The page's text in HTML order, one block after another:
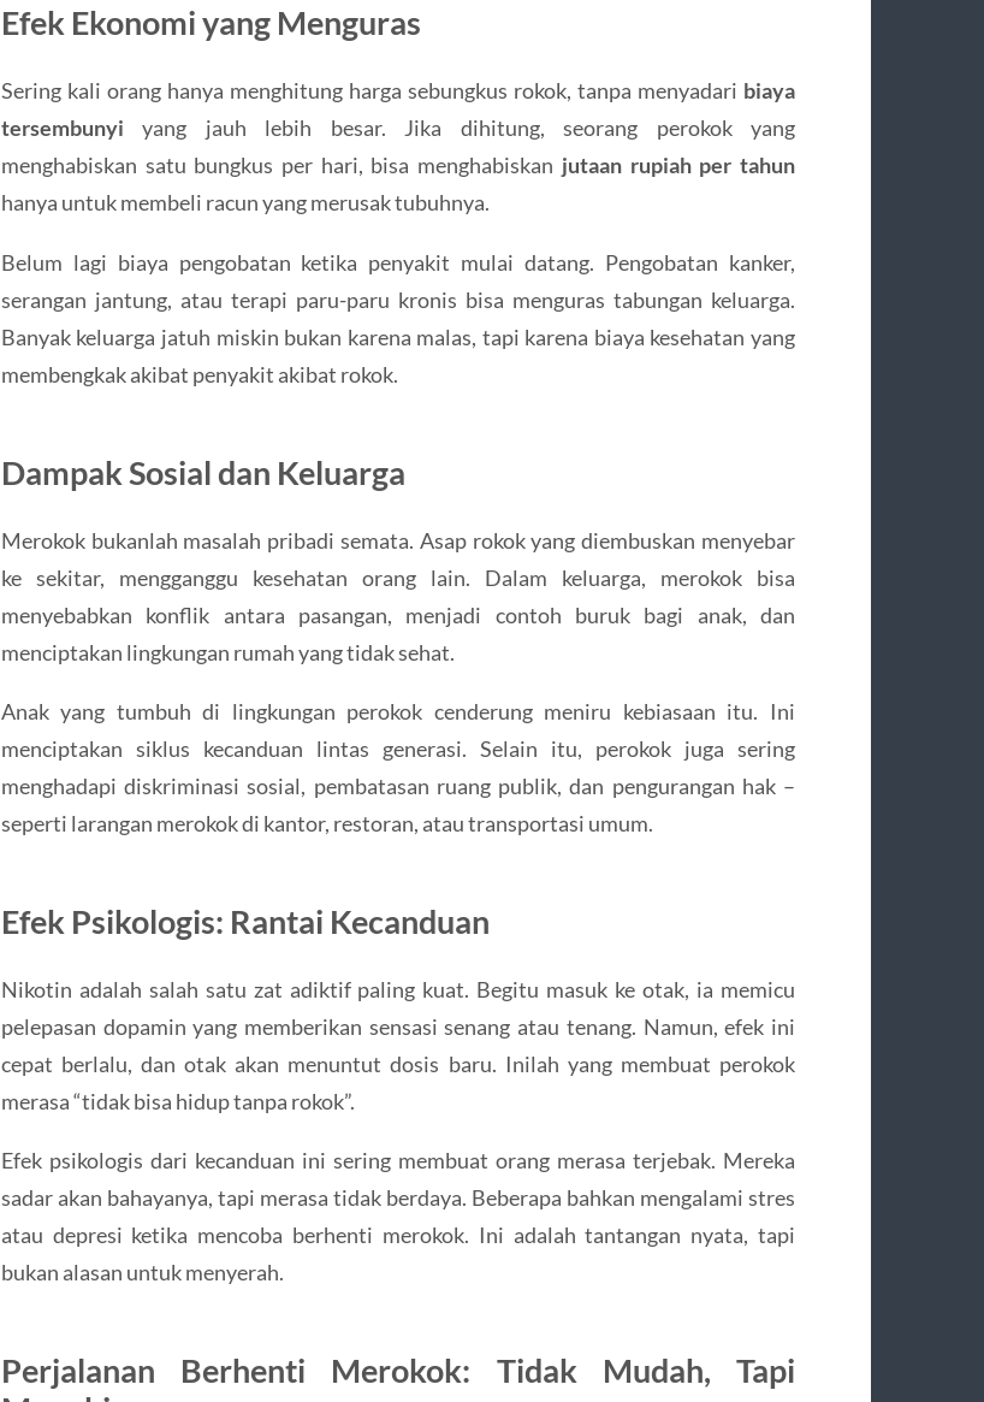
Efek Ekonomi yang Menguras
Sering kali orang hanya menghitung harga sebungkus rokok, tanpa menyadari biaya
tersembunyi yang jauh lebih besar. Jika dihitung, seorang perokok yang
menghabiskan satu bungkus per hari, bisa menghabiskan jutaan rupiah per tahun
hanya untuk membeli racun yang merusak tubuhnya.
Belum lagi biaya pengobatan ketika penyakit mulai datang. Pengobatan kanker,
serangan jantung, atau terapi paru-paru kronis bisa menguras tabungan keluarga.
Banyak keluarga jatuh miskin bukan karena malas, tapi karena biaya kesehatan yang
membengkak akibat penyakit akibat rokok.
Dampak Sosial dan Keluarga
Merokok bukanlah masalah pribadi semata. Asap rokok yang diembuskan menyebar
ke sekitar, mengganggu kesehatan orang lain. Dalam keluarga, merokok bisa
menyebabkan konflik antara pasangan, menjadi contoh buruk bagi anak, dan
menciptakan lingkungan rumah yang tidak sehat.
Anak yang tumbuh di lingkungan perokok cenderung meniru kebiasaan itu. Ini
menciptakan siklus kecanduan lintas generasi. Selain itu, perokok juga sering
menghadapi diskriminasi sosial, pembatasan ruang publik, dan pengurangan hak –
seperti larangan merokok di kantor, restoran, atau transportasi umum.
Efek Psikologis: Rantai Kecanduan
Nikotin adalah salah satu zat adiktif paling kuat. Begitu masuk ke otak, ia memicu
pelepasan dopamin yang memberikan sensasi senang atau tenang. Namun, efek ini
cepat berlalu, dan otak akan menuntut dosis baru. Inilah yang membuat perokok
merasa “tidak bisa hidup tanpa rokok”.
Efek psikologis dari kecanduan ini sering membuat orang merasa terjebak. Mereka
sadar akan bahayanya, tapi merasa tidak berdaya. Beberapa bahkan mengalami stres
atau depresi ketika mencoba berhenti merokok. Ini adalah tantangan nyata, tapi
bukan alasan untuk menyerah.
Perjalanan Berhenti Merokok: Tidak Mudah, Tapi